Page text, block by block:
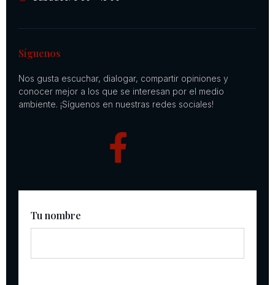
Síguenos
Nos gusta escuchar, dialogar, compartir opiniones y
conocer mejor a los que se interesan por el medio
ambiente. ¡Síguenos en nuestras redes sociales!
Tu nombre